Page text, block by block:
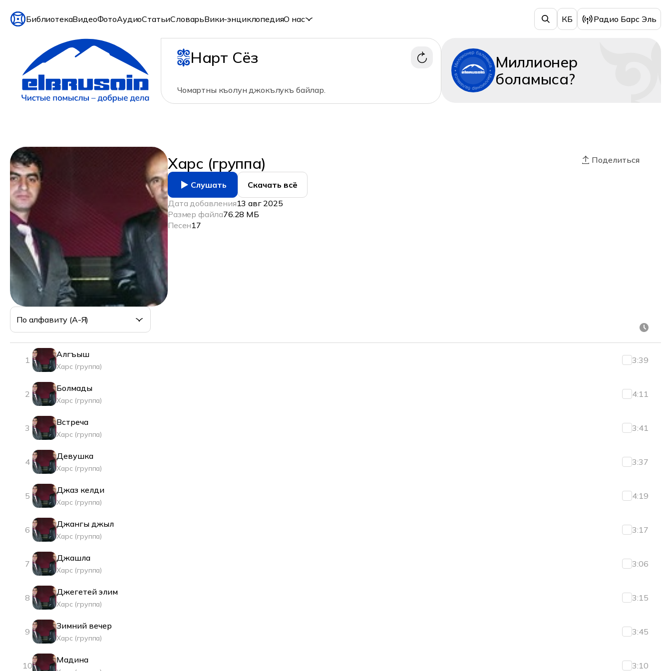
БиблиотекаВидеоФотоАудиоСтатьиСловарьВики-энциклопедияО нас КБ Радио Барс Эль
Нарт Сёз
Чомартны къолун джокълукъ байлар.
Миллионер
боламыса?
Харс (группа)
Слушать
Скачать всё
Дата добавления13 авг 2025
Размер файла76.28 МБ
Песен17
Поделиться
По алфавиту (А-Я)
1
Алгъыш
Харс (группа)
3:39
2
Болмады
Харс (группа)
4:11
3
Встреча
Харс (группа)
3:41
4
Девушка
Харс (группа)
3:37
5
Джаз келди
Харс (группа)
4:19
6
Джангы джыл
Харс (группа)
3:17
7
Джашла
Харс (группа)
3:06
8
Джегетей элим
Харс (группа)
3:15
9
Зимний вечер
Харс (группа)
3:45
10
Мадина
3:10